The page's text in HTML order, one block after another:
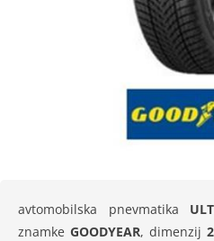
avtomobilska pnevmatika
znamke GOODYEAR, dimenzij